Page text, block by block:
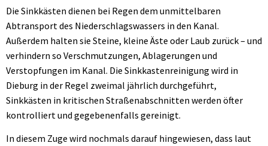
Die Sinkkästen dienen bei Regen dem unmittelbaren
Abtransport des Niederschlagswassers in den Kanal.
Außerdem halten sie Steine, kleine Äste oder Laub zurück – und
verhindern so Verschmutzungen, Ablagerungen und
Verstopfungen im Kanal. Die Sinkkastenreinigung wird in
Dieburg in der Regel zweimal jährlich durchgeführt,
Sinkkästen in kritischen Straßenabschnitten werden öfter
kontrolliert und gegebenenfalls gereinigt.
In diesem Zuge wird nochmals darauf hingewiesen, dass laut